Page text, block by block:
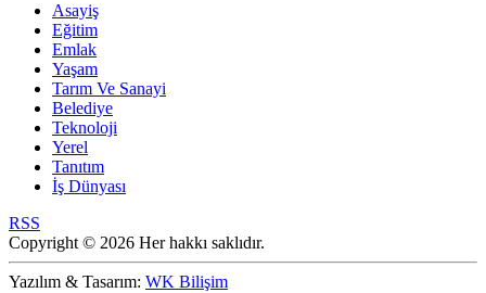
Asayiş
Eğitim
Emlak
Yaşam
Tarım Ve Sanayi
Belediye
Teknoloji
Yerel
Tanıtım
İş Dünyası
RSS
Copyright © 2026 Her hakkı saklıdır.
Yazılım & Tasarım: WK Bilişim